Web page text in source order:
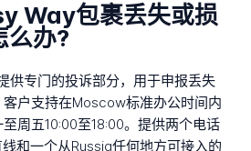
Way包裹丢失或损
么办?
供专门的投诉部分，用于申报丢失
户支持在Moscow标准办公时间内
周五10:00至18:00。提供两个电话
和一个从Russia任何地方可接入的